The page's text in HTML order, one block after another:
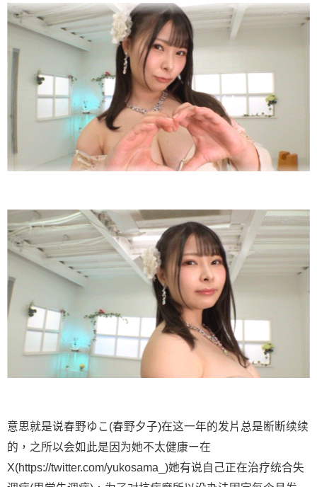
意思就是说春野ゆこ(春野夕子)在这一年的发片总是断断续续
的，之所以会如此是因为她不太健康ー在
X(https://twitter.com/yukosama_)她有说自己正在治疗统合失